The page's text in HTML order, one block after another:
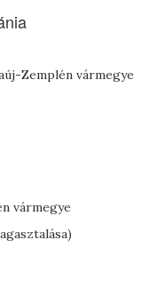
Zemplén vármegye
vármegye